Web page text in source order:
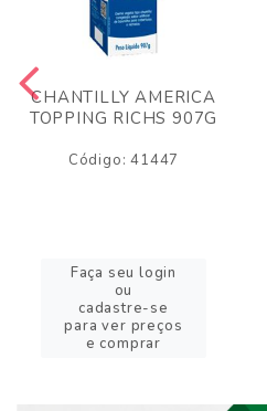
CHANTILLY AMERICA
TOPPING RICHS 907G
Código: 41447
Faça seu login
ou
cadastre-se
para ver preços
e comprar